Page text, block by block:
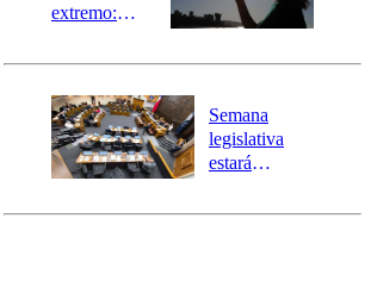
extremo:
activa Alerta
Preventiva en
tres comunas
Semana
legislativa
estará
el fin de la